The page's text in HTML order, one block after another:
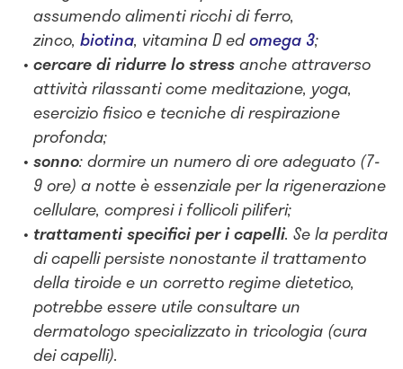
assumendo alimenti ricchi di ferro,
zinco,biotina, vitamina D edomega 3;
cercare di ridurre lo stressanche attraverso
attività rilassanti come meditazione, yoga,
esercizio fisico e tecniche di respirazione
profonda;
sonno: dormire un numero di ore adeguato (7-
9 ore) a notte è essenziale per la rigenerazione
cellulare, compresi i follicoli piliferi;
trattamenti specifici per i capelli. Se la perdita
di capelli persiste nonostante il trattamento
della tiroide e un corretto regime dietetico,
potrebbe essere utile consultare un
dermatologo specializzato in tricologia (cura
dei capelli).